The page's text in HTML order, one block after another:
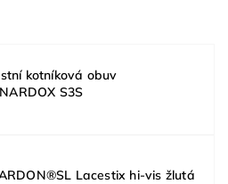
kotníková obuv
S3S
Lacestix hi-vis žlutá